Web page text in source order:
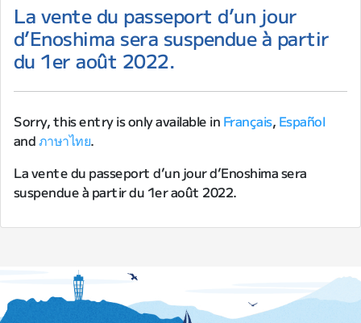
La vente du passeport d’un jour
d’Enoshima sera suspendue à partir
du 1er août 2022.
Sorry, this entry is only available in Français, Español
andภาษาไทย.
La vente du passeport d’un jour d’Enoshima sera
suspendue à partir du 1er août 2022.